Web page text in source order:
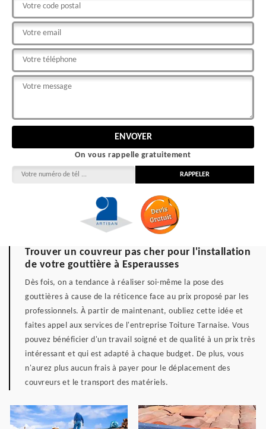
On vous rappelle gratuitement
Trouver un couvreur pas cher pour l'installation
de votre gouttière à Esperausses
Dès fois, on a tendance à réaliser soi-même la pose des
gouttières à cause de la réticence face au prix proposé par les
professionnels. À partir de maintenant, oubliez cette idée et
faites appel aux services de l'entreprise Toiture Tarnaise. Vous
pouvez bénéficier d'un travail soigné et de qualité à un prix très
intéressant et qui est adapté à chaque budget. De plus, vous
n'aurez plus aucun frais à payer pour le déplacement des
couvreurs et le transport des matériels.